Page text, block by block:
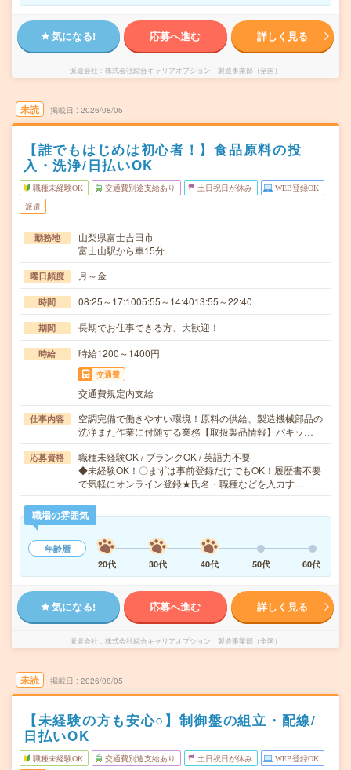
気になる! 応募へ進む 詳しく見る
派遣会社 株式会社綜合キャリアオプション 製造事業部（全国）
未読 掲載日 2026/08/05
【誰でもはじめは初心者！】食品原料の投
入・洗浄/日払いOK
職種未経験OK 交通費別途支給あり 土日祝日が休み WEB登録OK
派遣
勤務地
山梨県富士吉田市
富士山駅から車15分
曜日頻度 月～金
時間 08:25～17:1005:55～14:4013:55～22:40
期間 長期でお仕事できる方、大歓迎！
時給 時給1200～1400円
交通費
交通費規定内支給
仕事内容
空調完備で働きやすい環境！原料の供給、製造機械部品の
洗浄また作業に付随する業務【取扱製品情報】パキッ…
応募資格
職種未経験OK / ブランクOK / 英語力不要
◆未経験OK！〇まずは事前登録だけでもOK！履歴書不要
で気軽にオンライン登録★氏名・職種などを入力す…
職場の雰囲気
年齢層
20代
30代 40代 50代 60代
気になる! 応募へ進む 詳しく見る
派遣会社 株式会社綜合キャリアオプション 製造事業部（全国）
未読 掲載日 2026/08/05
【未経験の方も安心○】制御盤の組立・配線/
日払いOK
職種未経験OK 交通費別途支給あり 土日祝日が休み WEB登録OK